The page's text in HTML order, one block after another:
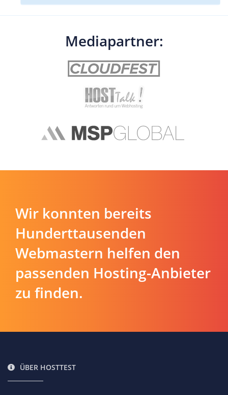
Mediapartner:
Wir konnten bereits
Hunderttausenden
Webmastern helfen den
passenden Hosting-Anbieter
zu finden.
ÜBER HOSTTEST